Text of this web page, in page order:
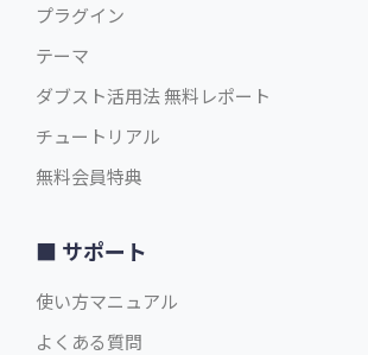
プラグイン
テーマ
ダブスト活用法 無料レポート
チュートリアル
無料会員特典
サポート
使い方マニュアル
よくある質問